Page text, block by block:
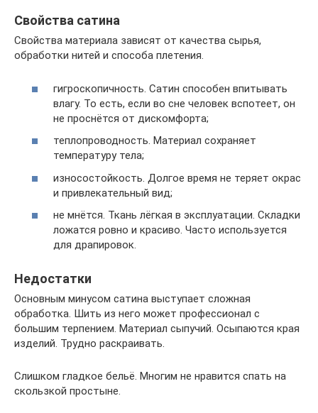
Свойства сатина
Свойства материала зависят от качества сырья,
обработки нитей и способа плетения.
гигроскопичность. Сатин способен впитывать
влагу. То есть, если во сне человек вспотеет, он
не проснётся от дискомфорта;
теплопроводность. Материал сохраняет
температуру тела;
износостойкость. Долгое время не теряет окрас
и привлекательный вид;
не мнётся. Ткань лёгкая в эксплуатации. Складки
ложатся ровно и красиво. Часто используется
для драпировок.
Недостатки
Основным минусом сатина выступает сложная
обработка. Шить из него может профессионал с
большим терпением. Материал сыпучий. Осыпаются края
изделий. Трудно раскраивать.
Слишком гладкое бельё. Многим не нравится спать на
скользкой простыне.